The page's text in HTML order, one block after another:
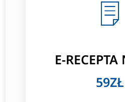
E-
59ZŁ